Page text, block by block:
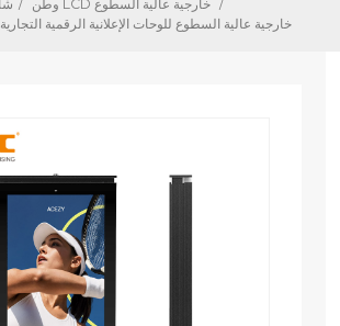
وطن / شاشة LCD خارجية عالية السطوع /
شاشة عرض LCD خارجية عالية السطوع للوحات الإعلانية الرقمية التجارية